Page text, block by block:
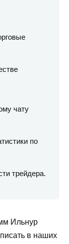
чату
по
трейдера.
Ильнур
в наших